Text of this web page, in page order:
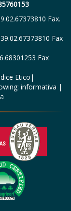
Fax.
Fax
Fax
Etico |
informativa |